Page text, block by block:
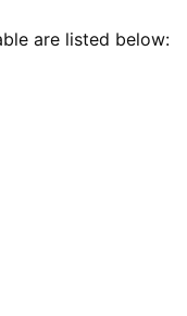
are listed below: